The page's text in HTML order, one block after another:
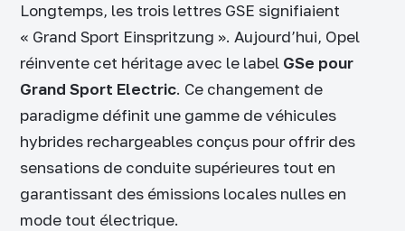
Longtemps, les trois lettres GSE signifiaient
« Grand Sport Einspritzung ». Aujourd’hui, Opel
réinvente cet héritage avec le label GSe pour
Grand Sport Electric. Ce changement de
paradigme définit une gamme de véhicules
hybrides rechargeables conçus pour offrir des
sensations de conduite supérieures tout en
garantissant des émissions locales nulles en
mode tout électrique.